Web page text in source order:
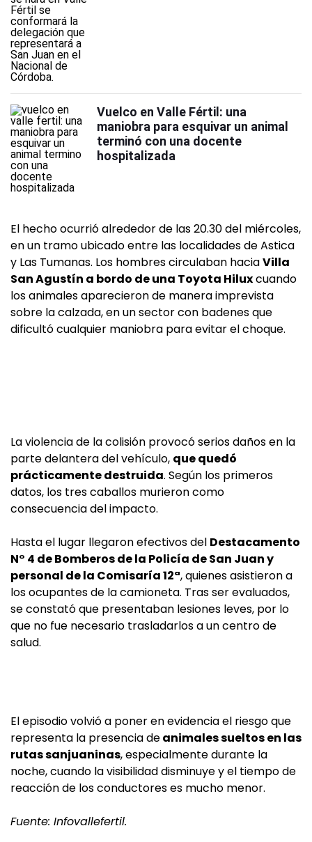
Vuelco en Valle Fértil: una
maniobra para esquivar un animal
terminó con una docente
hospitalizada
El hecho ocurrió alrededor de las 20.30 del miércoles,
en un tramo ubicado entre las localidades de Astica
y Las Tumanas. Los hombres circulaban haciaVilla
San Agustín a bordo de una Toyota Hiluxcuando
los animales aparecieron de manera imprevista
sobre la calzada, en un sector con badenes que
dificultó cualquier maniobra para evitar el choque.
La violencia de la colisión provocó serios daños en la
parte delantera del vehículo, que quedó
prácticamente destruida. Según los primeros
datos, los tres caballos murieron como
consecuencia del impacto.
Hasta el lugar llegaron efectivos del Destacamento
N° 4 de Bomberos de la Policía de San Juan y
personal de la Comisaría 12ª, quienes asistieron a
los ocupantes de la camioneta. Tras ser evaluados,
se constató que presentaban lesiones leves, por lo
que no fue necesario trasladarlos a un centro de
salud.
El episodio volvió a poner en evidencia el riesgo que
representa la presencia deanimales sueltos en las
rutas sanjuaninas, especialmente durante la
noche, cuando la visibilidad disminuye y el tiempo de
reacción de los conductores es mucho menor.
Fuente: Infovallefertil.